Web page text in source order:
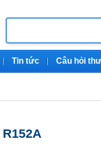
Tin tức Câu hỏi